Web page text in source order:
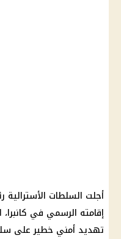
أجلت السلطات الأسترالية
إقامته الرسمي في
تهديد أمني خطير على